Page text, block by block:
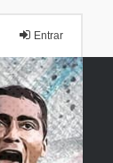
Entrar